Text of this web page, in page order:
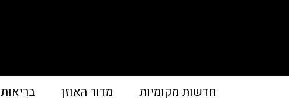
חדשות מקומיות מדור האוזן בריאות